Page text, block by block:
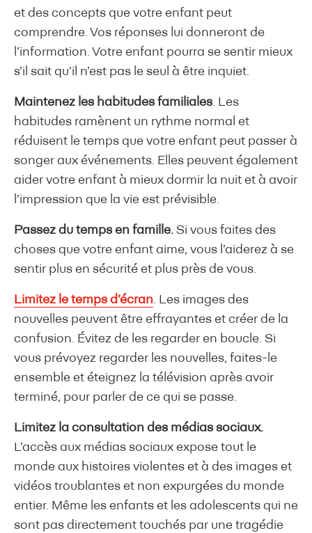
et des concepts que votre enfant peut
comprendre. Vos réponses lui donneront de
l’information. Votre enfant pourra se sentir mieux
s’il sait qu’il n’est pas le seul à être inquiet.
Maintenez les habitudes familiales. Les
habitudes ramènent un rythme normal et
réduisent le temps que votre enfant peut passer à
songer aux événements. Elles peuvent également
aider votre enfant à mieux dormir la nuit et à avoir
l’impression que la vie est prévisible.
Passez du temps en famille. Si vous faites des
choses que votre enfant aime, vous l’aiderez à se
sentir plus en sécurité et plus près de vous.
Limitez le temps d’écran. Les images des
nouvelles peuvent être effrayantes et créer de la
confusion. Évitez de les regarder en boucle. Si
vous prévoyez regarder les nouvelles, faites-le
ensemble et éteignez la télévision après avoir
terminé, pour parler de ce qui se passe.
Limitez la consultation des médias sociaux.
L’accès aux médias sociaux expose tout le
monde aux histoires violentes et à des images et
vidéos troublantes et non expurgées du monde
entier. Même les enfants et les adolescents qui ne
sont pas directement touchés par une tragédie